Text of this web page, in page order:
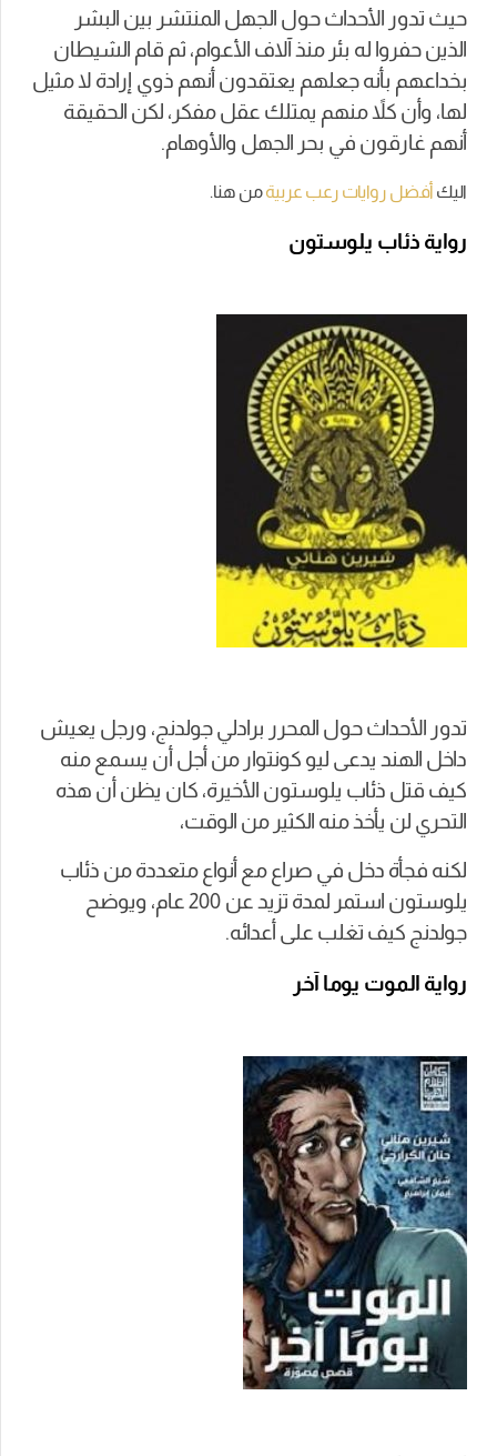
حيث تدور الأحداث حول الجهل المنتشر بين البشر
الذين حفروا له بئر منذ آلاف الأعوام، ثم قام الشيطان
بخداعهم بأنه جعلهم يعتقدون أنهم ذوي إرادة لا مثيل
لها، وأن كلاً منهم يمتلك عقل مفكر، لكن الحقيقة
أنهم غارقون في بحر الجهل والأوهام.
اليك أفضل روايات رعب عربيةمن هنا.
رواية ذئاب يلوستون
تدور الأحداث حول المحرر برادلي جولدنج، ورجل يعيش
داخل الهند يدعى ليو كونتوار من أجل أن يسمع منه
كيف قتل ذئاب يلوستون الأخيرة، كان يظن أن هذه
التحري لن يأخذ منه الكثير من الوقت،
لكنه فجأة دخل في صراع مع أنواع متعددة من ذئاب
يلوستون استمر لمدة تزيد عن 200 عام، ويوضح
جولدنج كيف تغلب على أعدائه.
رواية الموت يوما آخر